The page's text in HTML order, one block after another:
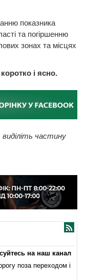
показника
та погіршенню
зонах та місцях
і ясно.
частину
на наш канал
поза переходом і